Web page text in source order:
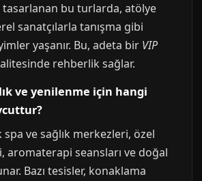
tasarlanan bu turlarda, atölye
sanatçılarla tanışma gibi
yaşanır. Bu, adeta bir VIP
rehberlik sağlar.
ve yenilenme için hangi
ve sağlık merkezleri, özel
aromaterapi seansları ve doğal
Bazı tesisler, konaklama